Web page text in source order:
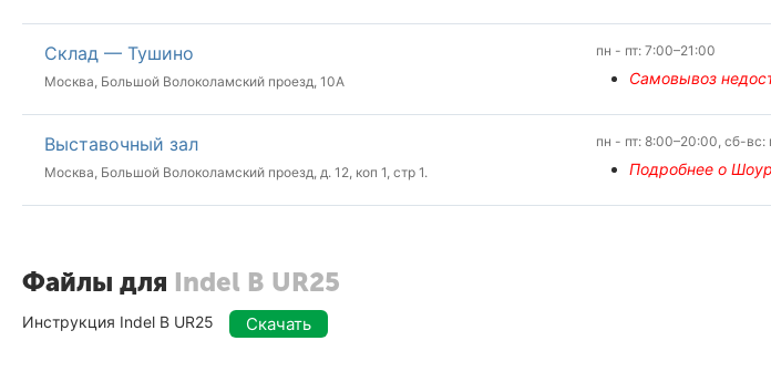
Склад — Тушино
Москва, Большой Волоколамский проезд, 10А
пн - пт: 7:00–21:00
Самовывоз
Выставочный зал
Москва, Большой Волоколамский проезд, д. 12, коп 1, стр 1.
пн - пт: 8:00–20:00, сб-вс:
Подробнее о
Файлы для Indel B UR25
Инструкция Indel B UR25 Скачать